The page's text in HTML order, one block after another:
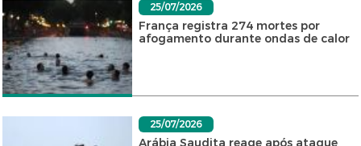
25/07/2026
França registra 274 mortes por
afogamento durante ondas de calor
25/07/2026
Arábia Saudita reage após ataque